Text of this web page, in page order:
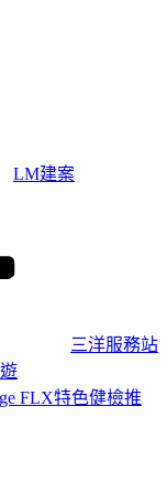
LM建案
三洋服務站
FLX特色健檢推